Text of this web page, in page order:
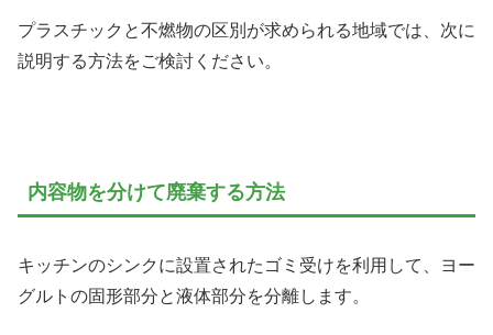
プラスチックと不燃物の区別が求められる地域では、次に
説明する方法をご検討ください。
内容物を分けて廃棄する方法
キッチンのシンクに設置されたゴミ受けを利用して、ヨー
グルトの固形部分と液体部分を分離します。